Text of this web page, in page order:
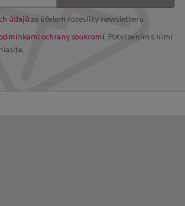
údajůza účelem rozesílky newsletteru.
ochrany soukromí. Potvrzením s nimi